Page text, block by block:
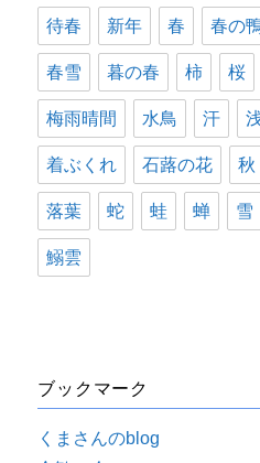
待春 新年 春 春の
春雪 暮の春 柿 桜
梅雨晴間 水鳥 汗
着ぶくれ 石蕗の花 秋
落葉 蛇 蛙 蝉 雪
鰯雲
ブックマーク
くまさんのblog